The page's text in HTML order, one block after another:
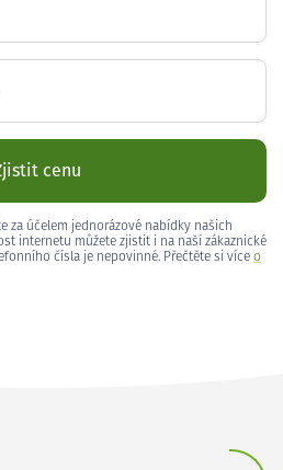
cenu
za účelem jednorázové nabídky našich
internetu můžete zjistit i na naší zákaznické
čísla je nepovinné. Přečtěte si více o